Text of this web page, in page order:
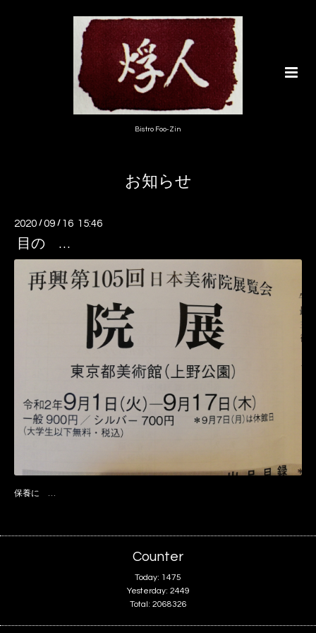
Bistro Foo-Zin
お知らせ
2020 /09 / 16 15:46
目の …
保養に …
Counter
Today: 1475
Yesterday: 2449
Total: 2068326